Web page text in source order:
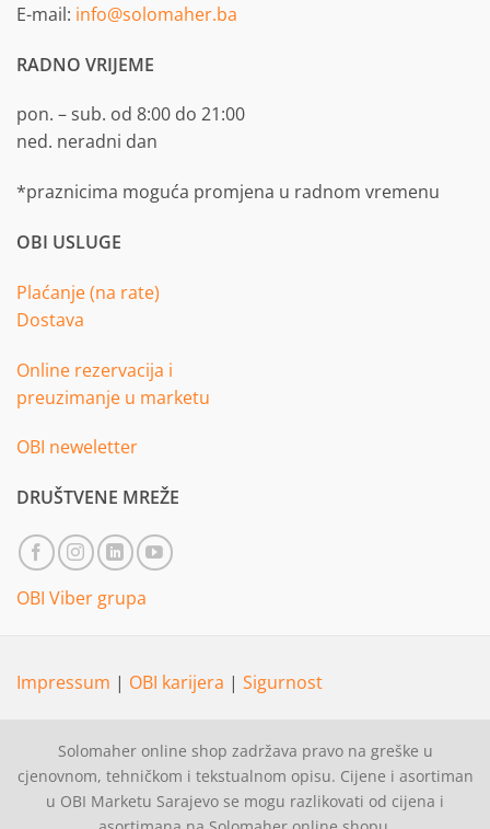
E-mail: info@solomaher.ba
RADNO VRIJEME
pon. – sub. od 8:00 do 21:00
ned. neradni dan
*praznicima moguća promjena u radnom vremenu
OBI USLUGE
Plaćanje (na rate)
Dostava
Online rezervacija i
preuzimanje u marketu
OBI neweletter
DRUŠTVENE MREŽE
OBI Viber grupa
Impressum | OBI karijera | Sigurnost
Solomaher online shop zadržava pravo na greške u
cjenovnom, tehničkom i tekstualnom opisu. Cijene i asortiman
u OBI Marketu Sarajevo se mogu razlikovati od cijena i